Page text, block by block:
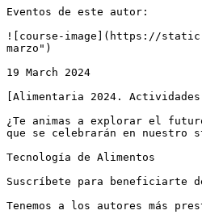
Eventos de este autor:
![course-image](https://
marzo")
19 March 2024
[Alimentaria 2024.
¿Te animas a explorar el
que se celebrarán en nuestro
Tecnología de Alimentos
Suscríbete para beneficiarte
Tenemos a los autores más